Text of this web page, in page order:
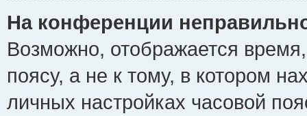
На конференции
Возможно, отображается
поясу, а не к тому, в котором
личных настройках часовой